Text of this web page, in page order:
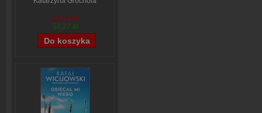
65,09 zł
52,27 zł